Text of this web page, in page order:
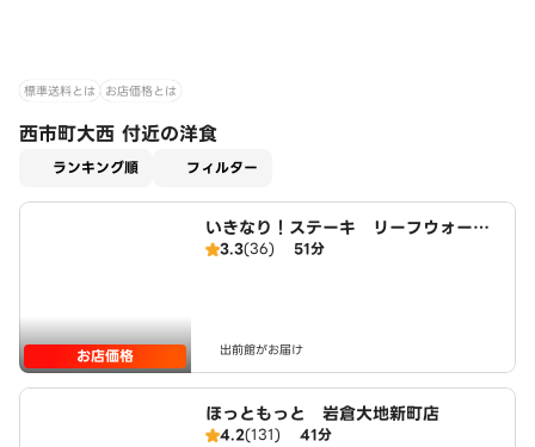
標準送料とは お店価格とは
西市町大西 付近の洋食
ランキング順 フィルター
お店価格
いきなり！ステーキ リーフウォーク
稲沢店
3.3(36) 51分
出前館がお届け
ほっともっと 岩倉大地新町店
4.2(131) 41分